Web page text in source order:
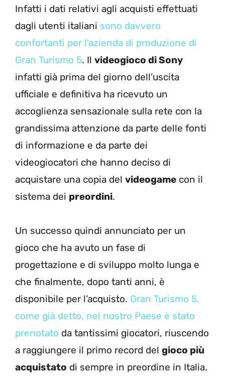
Infatti i dati relativi agli acquisti effettuati
dagli utenti italiani sono davvero
confortanti per l’azienda di produzione di
Gran Turismo 5. Il videogioco di Sony
infatti già prima del giorno dell’uscita
ufficiale e definitiva ha ricevuto un
accoglienza sensazionale sulla rete con la
grandissima attenzione da parte delle fonti
di informazione e da parte dei
videogiocatori che hanno deciso di
acquistare una copia del videogame con il
sistema dei preordini.
Un successo quindi annunciato per un
gioco che ha avuto un fase di
progettazione e di sviluppo molto lunga e
che finalmente, dopo tanti anni, è
disponibile per l’acquisto. Gran Turismo 5,
come già detto, nel nostro Paese è stato
prenotato da tantissimi giocatori, riuscendo
a raggiungere il primo record del gioco più
acquistato di sempre in preordine in Italia.